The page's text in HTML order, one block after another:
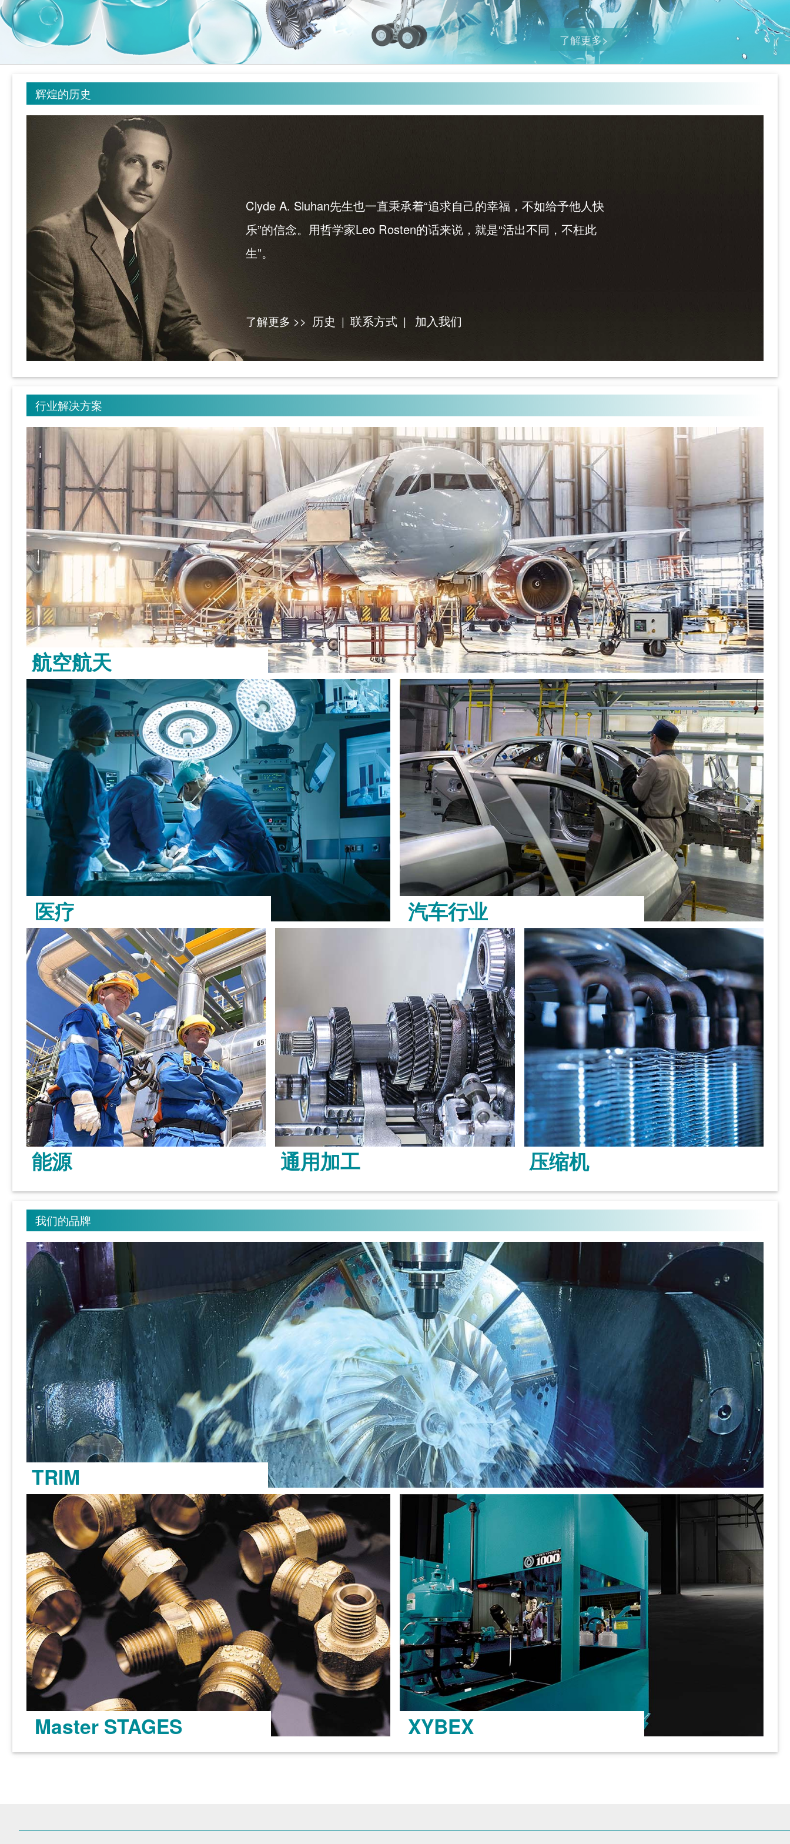
了解更多>
辉煌的历史
Clyde A. Sluhan先生也一直秉承着“追求自己的幸福，不如给予他人快
乐”的信念。用哲学家Leo Rosten的话来说，就是“活出不同，不枉此
生”。
了解更多 >> 历史 |联系方式 | 加入我们
行业解决方案
航空航天
了解更多 >
医疗
了解更多 >
汽车行业
能源
了解更多 >
通用加工 压缩机
我们的品牌
TRIM
了解更多 >
Master STAGES XYBEX